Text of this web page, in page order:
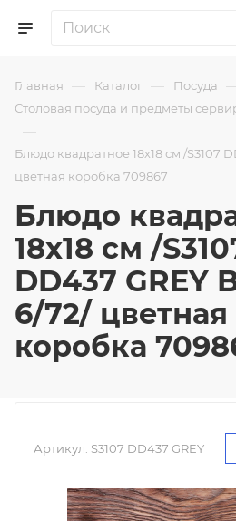
Главная — Каталог — Посуда
Столовая посуда и предметы
—
Блюдо квадратное 18х18 см /S3107
цветная коробка 709867
Блюдо
18х18 см /
DD437 GREY
6/72/ цветная
коробка
Артикул: S3107 DD437 GREY